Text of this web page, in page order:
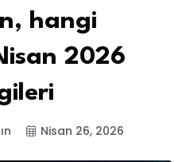
hangi
2026
Nisan 26, 2026